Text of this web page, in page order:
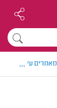
מאמרים על ניהול
...